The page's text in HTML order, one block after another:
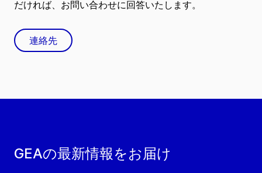
GEAの最新情報をお届け
だければ、お問い合わせに回答いたします。
連絡先